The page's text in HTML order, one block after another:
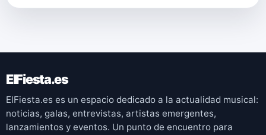
ElFiesta.es
ElFiesta.es es un espacio dedicado a la actualidad musical:
noticias, galas, entrevistas, artistas emergentes,
lanzamientos y eventos. Un punto de encuentro para